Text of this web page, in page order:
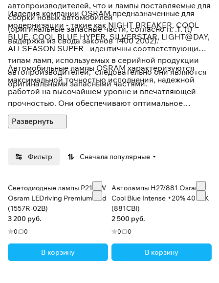
автопроизводителей, что и лампы поставляемые для
сборки новых автомобилей
(оригинальные запасные части, согласно п. .1. (t)
выдержка из свода законов 1400 2002).
Изделия компании OSRAM предназначенные для
модернизации - такие как NIGHT BREAKER, COOL
BLUE, COOL BLUE HYPER, SILVERSTAR, LIGHT@DAY,
ALLSEASON SUPER - идентичны соответствующим
типам ламп, используемых в серийной продукции
автопроизводителей, следовательно они являются
оригинальными запасными частями.
Автомобильные лампы OSRAM характеризуются
максимальной точностью исполнения, надежной
работой на высочайшем уровне и впечатляющей
прочностью. Они обеспечивают оптимальное
освещение дороги, не ослепляя водителей
встречного потока, и этим гарантируют высокий
автомобильными производителями, и их качество
На лампы OSRAM можно всегда положиться.
Фильтр Сначала популярные
Светодиодные лампы P21/5W
Osram LEDriving Premium Red
(1557R-02B)
3 200 руб.
0 0
В корзину
Автолампы H27/881 Osram
Cool Blue Intense +20% 4000K
(881CBI)
2 500 руб.
0 0
В корзину